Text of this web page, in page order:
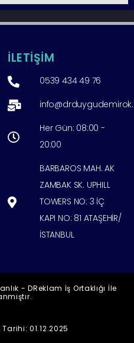
İLETİŞİM
0539 434 49 76
Her Gün: 08:00 -
20:00
BARBAROS MAH. AK
ZAMBAK SK. UPHILL
TOWERS NO: 3 İÇ
KAPI NO: 81 ATAŞEHİR/
İSTANBUL
- DReklam İş Ortaklığı İle
01.12.2025